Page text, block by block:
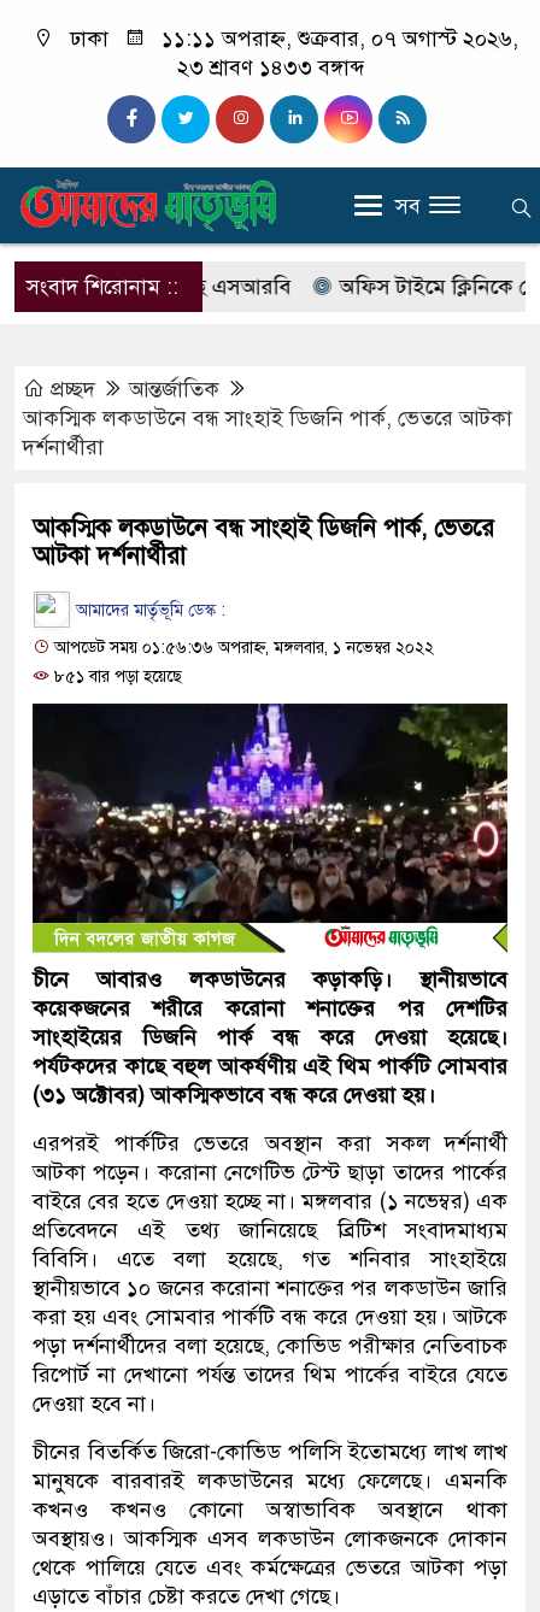
ঢাকা
১১:১১ অপরাহ্ন, শুক্রবার, ০৭ অগাস্ট ২০২৬,
২৩ শ্রাবণ ১৪৩৩ বঙ্গাব্দ
সব
সংবাদ শিরোনাম ::
নাম বদলে আসছে এসআরবি অফিস টাইমে ক্লিনিকে রোগী
প্রচ্ছদ
আন্তর্জাতিক
আকস্মিক লকডাউনে বন্ধ সাংহাই ডিজনি পার্ক, ভেতরে আটকা
দর্শনার্থীরা
আকস্মিক লকডাউনে বন্ধ সাংহাই ডিজনি পার্ক, ভেতরে
আটকা দর্শনার্থীরা
আমাদের মার্তৃভূমি ডেস্ক :
আপডেট সময় ০১:৫৬:৩৬ অপরাহ্ন, মঙ্গলবার, ১ নভেম্বর ২০২২
৮৫১ বার পড়া হয়েছে
চীনে আবারও লকডাউনের কড়াকড়ি। স্থানীয়ভাবে
কয়েকজনের শরীরে করোনা শনাক্তের পর দেশটির
সাংহাইয়ের ডিজনি পার্ক বন্ধ করে দেওয়া হয়েছে।
পর্যটকদের কাছে বহুল আকর্ষণীয় এই থিম পার্কটি সোমবার
(৩১ অক্টোবর) আকস্মিকভাবে বন্ধ করে দেওয়া হয়।
এরপরই পার্কটির ভেতরে অবস্থান করা সকল দর্শনার্থী
আটকা পড়েন। করোনা নেগেটিভ টেস্ট ছাড়া তাদের পার্কের
বাইরে বের হতে দেওয়া হচ্ছে না। মঙ্গলবার (১ নভেম্বর) এক
প্রতিবেদনে এই তথ্য জানিয়েছে ব্রিটিশ সংবাদমাধ্যম
বিবিসি। এতে বলা হয়েছে, গত শনিবার সাংহাইয়ে
স্থানীয়ভাবে ১০ জনের করোনা শনাক্তের পর লকডাউন জারি
করা হয় এবং সোমবার পার্কটি বন্ধ করে দেওয়া হয়। আটকে
পড়া দর্শনার্থীদের বলা হয়েছে, কোভিড পরীক্ষার নেতিবাচক
রিপোর্ট না দেখানো পর্যন্ত তাদের থিম পার্কের বাইরে যেতে
দেওয়া হবে না।
চীনের বিতর্কিত জিরো-কোভিড পলিসি ইতোমধ্যে লাখ লাখ
মানুষকে বারবারই লকডাউনের মধ্যে ফেলেছে। এমনকি
কখনও কখনও কোনো অস্বাভাবিক অবস্থানে থাকা
অবস্থায়ও। আকস্মিক এসব লকডাউন লোকজনকে দোকান
থেকে পালিয়ে যেতে এবং কর্মক্ষেত্রের ভেতরে আটকা পড়া
এড়াতে বাঁচার চেষ্টা করতে দেখা গেছে।